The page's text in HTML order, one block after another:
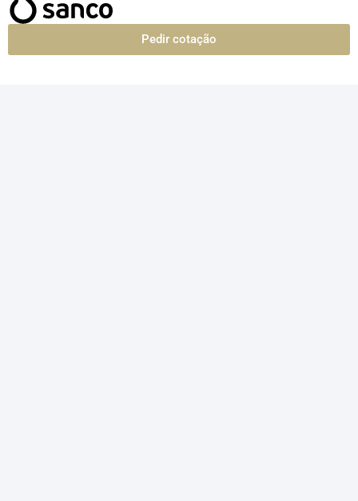
Pedir cotação